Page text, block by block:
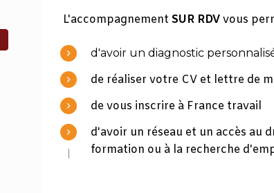
L'accompagnement SUR RDVvous
d'avoir un diagnostic
de réaliser votre CV et lettre de
de vous inscrire à France travail
d'avoir un réseau et un accès au
formation ou à la recherche